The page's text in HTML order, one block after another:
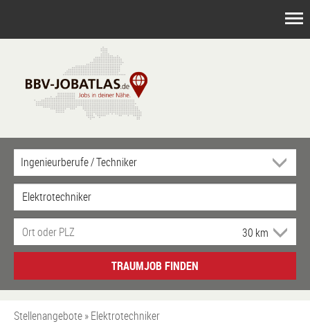
TRAUMJOB FINDEN
Stellenangebote Elektrotechniker